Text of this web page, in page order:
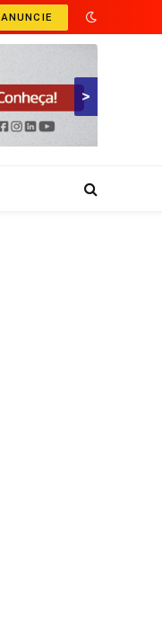
ANUNCIE
>